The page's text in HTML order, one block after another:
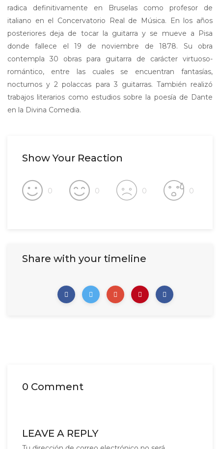
radica definitivamente en Bruselas como profesor de
italiano en el Concervatorio Real de Música. En los años
posteriores deja de tocar la guitarra y se mueve a Pisa
donde fallece el 19 de noviembre de 1878. Su obra
contempla 30 obras para guitarra de carácter virtuoso-
romántico, entre las cuales se encuentran fantasías,
nocturnos y 2 polaccas para 3 guitarras. También realizó
trabajos literarios como estudios sobre la poesía de Dante
en la Divina Comedia.
Show Your Reaction
0 0 0 0
Share with your timeline
0 Comment
LEAVE A REPLY